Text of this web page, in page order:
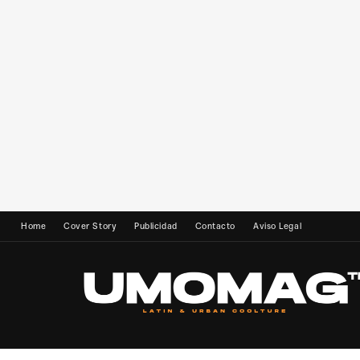
Home Cover Story Publicidad Contacto Aviso Legal